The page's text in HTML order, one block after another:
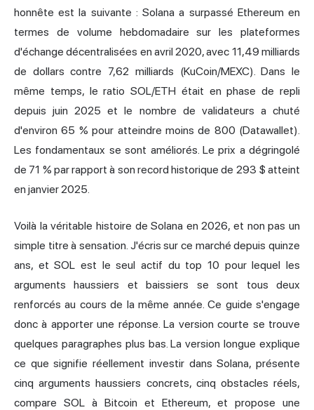
honnête est la suivante : Solana a surpassé Ethereum en
termes de volume hebdomadaire sur les plateformes
d'échange décentralisées en avril 2020, avec 11,49 milliards
de dollars contre 7,62 milliards (KuCoin/MEXC). Dans le
même temps, le ratio SOL/ETH était en phase de repli
depuis juin 2025 et le nombre de validateurs a chuté
d'environ 65 % pour atteindre moins de 800 (Datawallet).
Les fondamentaux se sont améliorés. Le prix a dégringolé
de 71 % par rapport à son record historique de 293 $ atteint
en janvier 2025.
Voilà la véritable histoire de Solana en 2026, et non pas un
simple titre à sensation. J'écris sur ce marché depuis quinze
ans, et SOL est le seul actif du top 10 pour lequel les
arguments haussiers et baissiers se sont tous deux
renforcés au cours de la même année. Ce guide s'engage
donc à apporter une réponse. La version courte se trouve
quelques paragraphes plus bas. La version longue explique
ce que signifie réellement investir dans Solana, présente
cinq arguments haussiers concrets, cinq obstacles réels,
compare SOL à Bitcoin et Ethereum, et propose une